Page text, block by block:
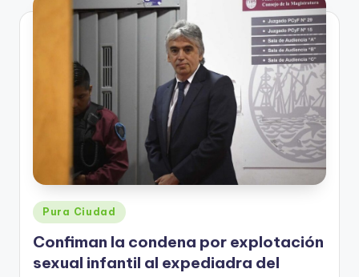
Posted
in
Pura Ciudad
Confiman la condena por explotación
sexual infantil al expediadra del